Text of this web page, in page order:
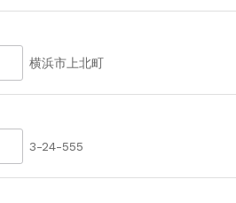
横浜市上北町
3-24-555